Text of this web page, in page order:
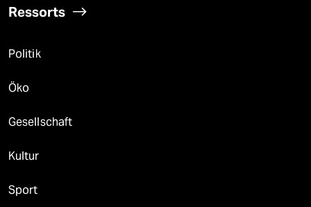
Ressorts
Politik
Öko
Gesellschaft
Kultur
Sport